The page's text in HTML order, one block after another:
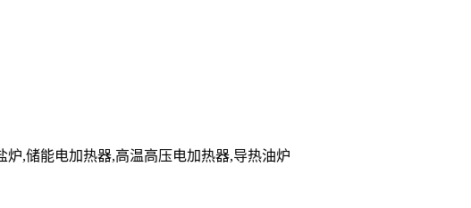
炉,储能电加热器,高温高压电加热器,导热油炉